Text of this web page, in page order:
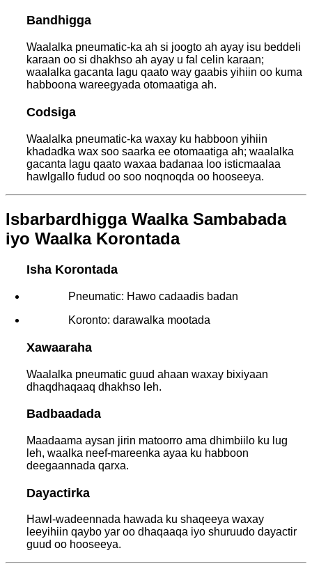
Bandhigga
Waalalka pneumatic-ka ah si joogto ah ayay isu beddeli
karaan oo si dhakhso ah ayay u fal celin karaan;
waalalka gacanta lagu qaato way gaabis yihiin oo kuma
habboona wareegyada otomaatiga ah.
Codsiga
Waalalka pneumatic-ka waxay ku habboon yihiin
khadadka wax soo saarka ee otomaatiga ah; waalalka
gacanta lagu qaato waxaa badanaa loo isticmaalaa
hawlgallo fudud oo soo noqnoqda oo hooseeya.
Isbarbardhigga Waalka Sambabada
iyo Waalka Korontada
Isha Korontada
Pneumatic: Hawo cadaadis badan
Koronto: darawalka mootada
Xawaaraha
Waalalka pneumatic guud ahaan waxay bixiyaan
dhaqdhaqaaq dhakhso leh.
Badbaadada
Maadaama aysan jirin matoorro ama dhimbiilo ku lug
leh, waalka neef-mareenka ayaa ku habboon
deegaannada qarxa.
Dayactirka
Hawl-wadeennada hawada ku shaqeeya waxay
leeyihiin qaybo yar oo dhaqaaqa iyo shuruudo dayactir
guud oo hooseeya.